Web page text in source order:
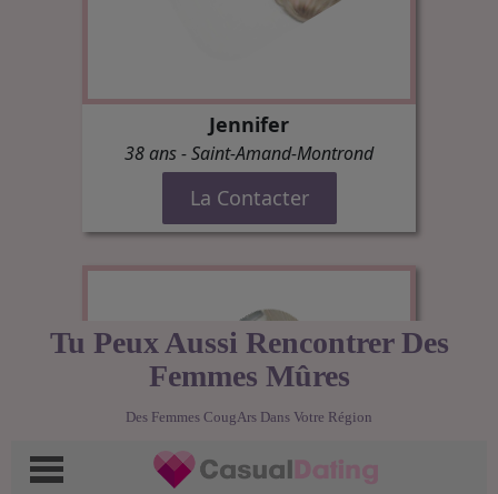
Tu Peux Aussi Rencontrer Des
Femmes Mûres
Des Femmes CougArs Dans Votre Région